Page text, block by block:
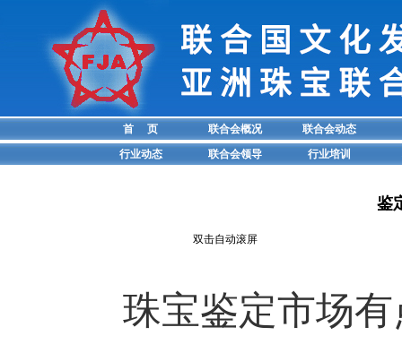
首 页 联合会概况 联合会动态
行业动态
联合会领导 行业培训
鉴
双击自动滚屏
珠宝鉴定市场有